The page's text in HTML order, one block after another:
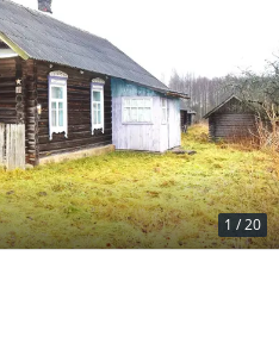
1 /20